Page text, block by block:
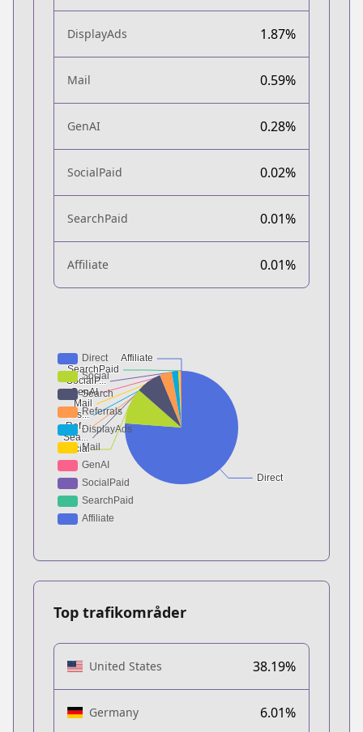
DisplayAds 1.87%
Mail 0.59%
GenAI 0.28%
SocialPaid 0.02%
SearchPaid 0.01%
Affiliate 0.01%
Top trafikområder
United States 38.19%
Germany 6.01%